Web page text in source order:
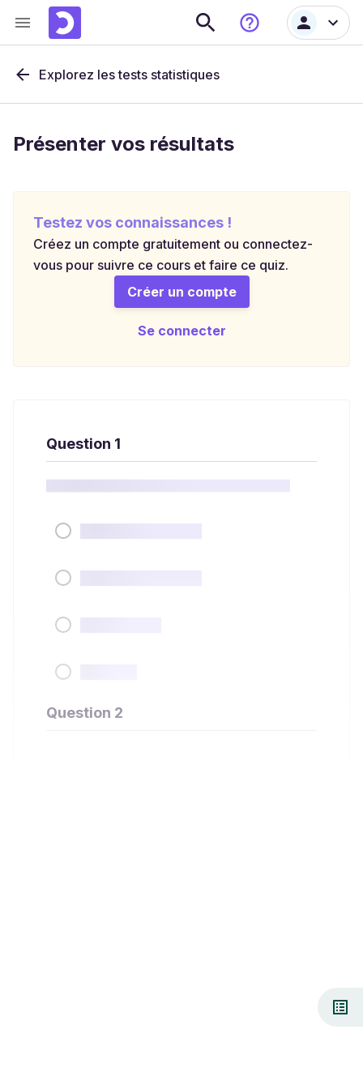
Explorez les tests statistiques
Présenter vos résultats
Testez vos connaissances !
Créez un compte gratuitement ou connectez-
vous pour suivre ce cours et faire ce quiz.
Créer un compte
Se connecter
Question 1
Question 2